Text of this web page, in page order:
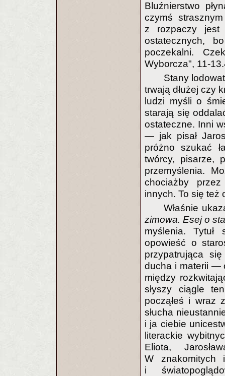
Bluźnierstwo
czymś
z rozpaczy jest
ostatecznych,
poczekalni.
Wyborcza", 11-
Stany
trwają dłużej czy
ludzi myśli o
starają się
ostateczne. Inni
— jak pisał
próżno szukać
twórcy, pisarze,
przemyślenia.
chociażby
innych. To się też
Właśnie
zimowa. Esej o
myślenia.
opowieść o
przypatrująca
ducha i materii —
między
słyszy ciągle
począłeś i wraz
słucha
i ja ciebie
literackie
Eliota,
W znakomitych
i